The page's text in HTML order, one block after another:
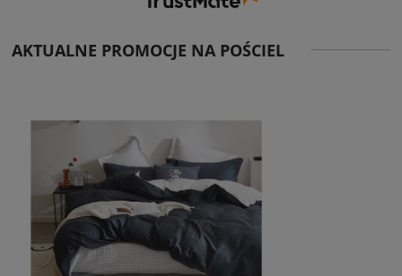
AKTUALNE PROMOCJE NA POŚCIEL